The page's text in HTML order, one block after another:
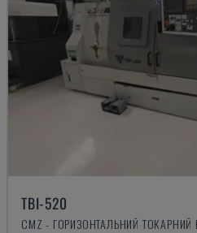
TBI-520
CMZ - ГОРИЗОНТАЛЬНИЙ ТОКАРНИЙ